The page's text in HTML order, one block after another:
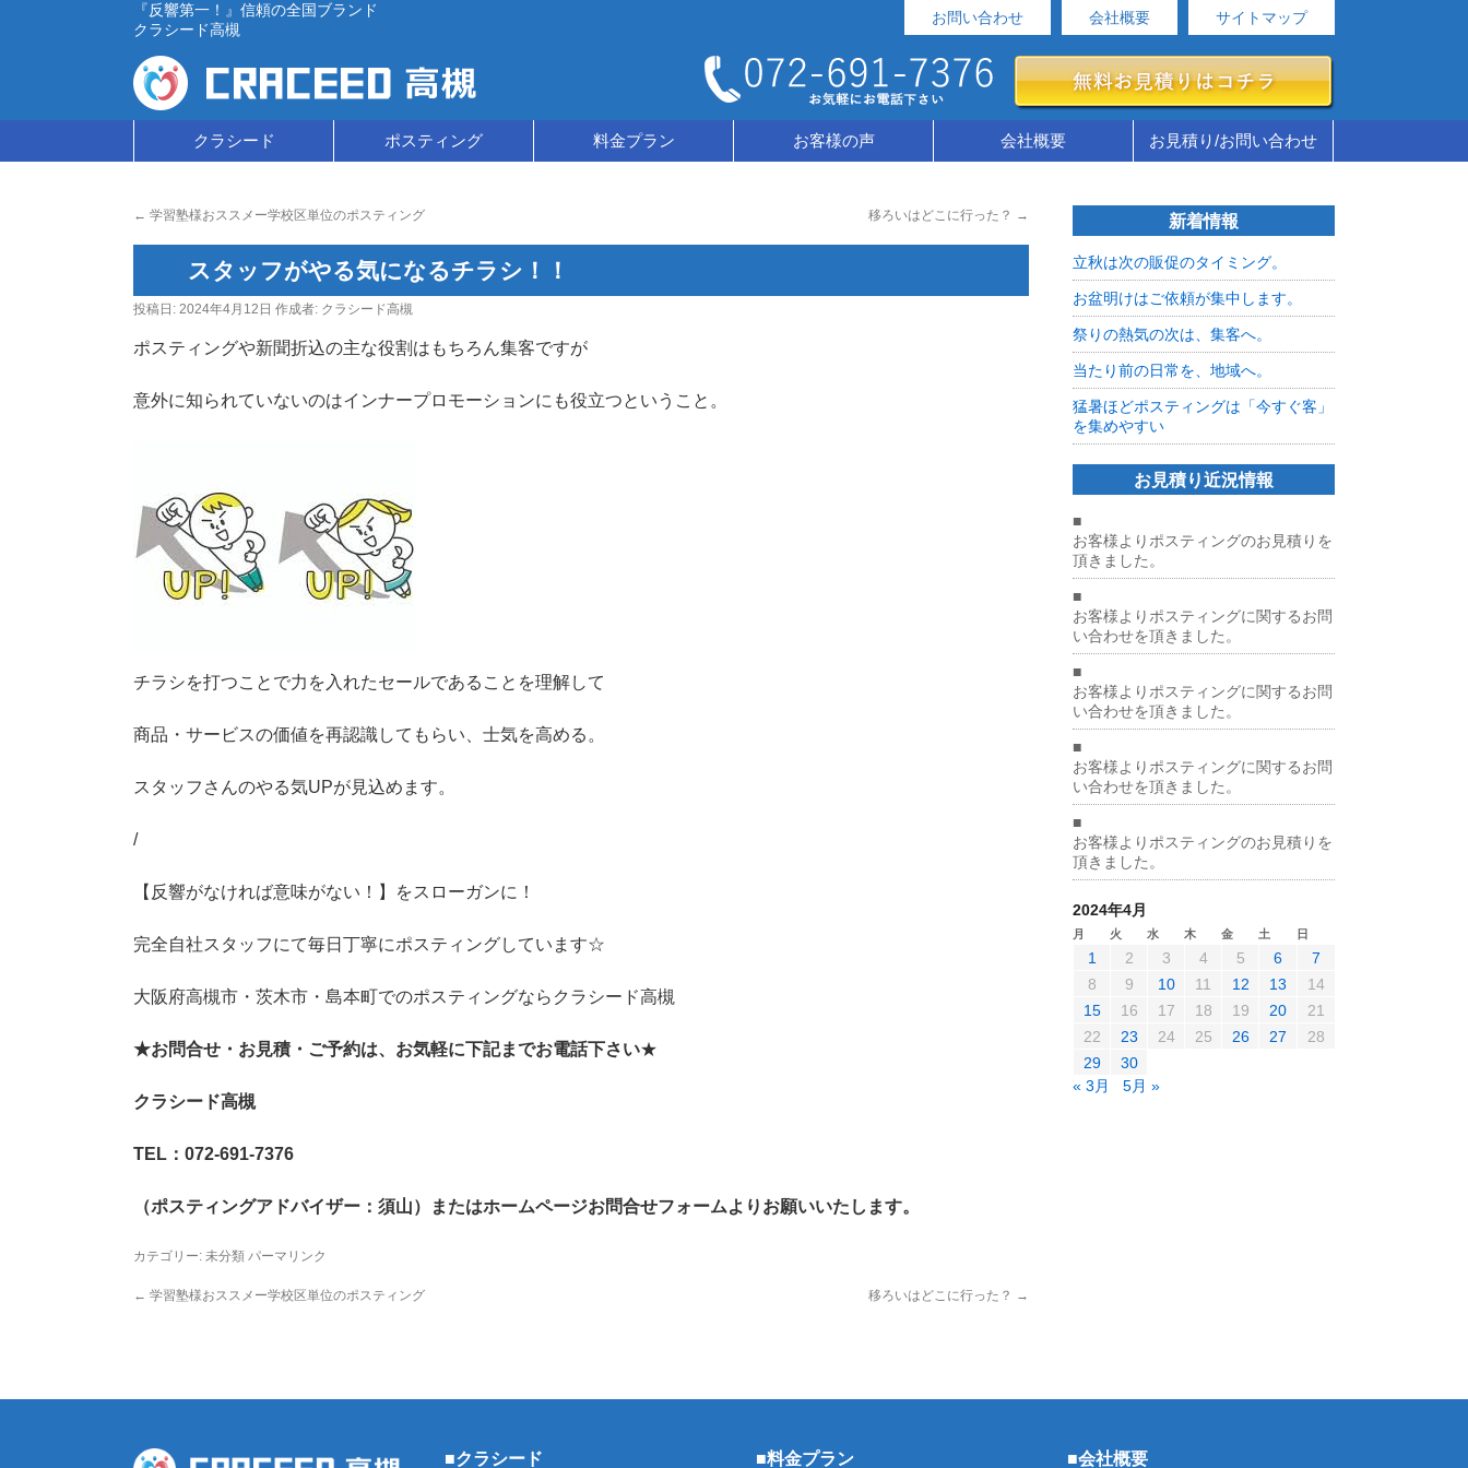
『反響第一！』信頼の全国ブランド
クラシード高槻
お問い合わせ 会社概要 サイトマップ
テ
ツ
へ
ス
プ
クラシード ポスティング 料金プラン お客様の声 会社概要 お見積り/お問い合わせ
← 学習塾様おススメー学校区単位のポスティング 移ろいはどこに行った？ →
スタッフがやる気になるチラシ！！
投稿日: 2024年4月12日 作成者: クラシード高槻
ポスティングや新聞折込の主な役割はもちろん集客ですが
意外に知られていないのはインナープロモーションにも役立つということ。
チラシを打つことで力を入れたセールであることを理解して
商品・サービスの価値を再認識してもらい、士気を高める。
スタッフさんのやる気UPが見込めます。
/
【反響がなければ意味がない！】をスローガンに！
完全自社スタッフにて毎日丁寧にポスティングしています☆
大阪府高槻市・茨木市・島本町でのポスティングならクラシード高槻
★お問合せ・お見積・ご予約は、お気軽に下記までお電話下さい★
クラシード高槻
TEL ：072-691-7376
（ポスティングアドバイザー：須山） またはホームページお問合せフォームよりお願いいたします。
カテゴリー: 未分類 パーマリンク
← 学習塾様おススメー学校区単位のポスティング 移ろいはどこに行った？ →
新着情報
立秋は次の販促のタイミング。
お盆明けはご依頼が集中します。
祭りの熱気の次は、集客へ。
当たり前の日常を、地域へ。
猛暑ほどポスティングは「今すぐ客」
を集めやすい
お見積り近況情報
■
お客様よりポスティングのお見積りを
頂きました。
■
お客様よりポスティングに関するお問
い合わせを頂きました。
■
お客様よりポスティングに関するお問
い合わせを頂きました。
■
お客様よりポスティングに関するお問
い合わせを頂きました。
■
お客様よりポスティングのお見積りを
頂きました。
2024年4月
月 火 水 木 金 土 日
1 2 3 4 5 6
7
8
9 10 11 12 13
14
15
16 17 18 19 20
21
22
23 24 25 26 27
28
29
30
« 3月
5月 »
■クラシード ■料金プラン ■会社概要